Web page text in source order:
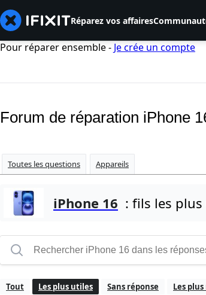
Réparez vos affaires
Pour réparer ensemble - Je crée un compte
Forum de réparation iPhone
Toutes les questions Appareils
iPhone 16 : fils les
Tout Les plus utiles Sans réponse Les